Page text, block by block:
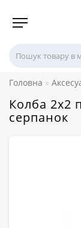
Головна
Колба 2х2
серпанок